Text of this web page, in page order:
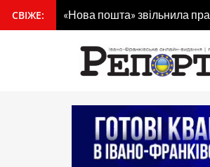
вмісту
СВІЖЕ: «Нова пошта» звільнила